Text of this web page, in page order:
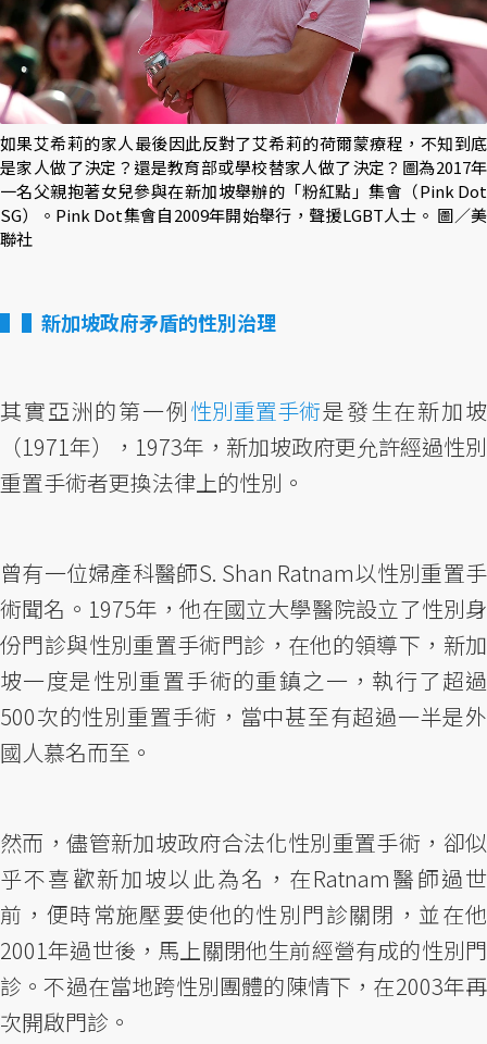
如果艾希莉的家人最後因此反對了艾希莉的荷爾蒙療程，不知到底
是家人做了決定？還是教育部或學校替家人做了決定？圖為2017年
一名父親抱著女兒參與在新加坡舉辦的「粉紅點」集會（Pink Dot
SG）。Pink Dot集會自2009年開始舉行，聲援LGBT人士。 圖／美
聯社
▌新加坡政府矛盾的性別治理
其實亞洲的第一例性別重置手術是發生在新加坡
（1971年），1973年，新加坡政府更允許經過性別
重置手術者更換法律上的性別。
曾有一位婦產科醫師S. Shan Ratnam以性別重置手
術聞名。1975年，他在國立大學醫院設立了性別身
份門診與性別重置手術門診，在他的領導下，新加
坡一度是性別重置手術的重鎮之一，執行了超過
500次的性別重置手術，當中甚至有超過一半是外
國人慕名而至。
然而，儘管新加坡政府合法化性別重置手術，卻似
乎不喜歡新加坡以此為名，在Ratnam醫師過世
前，便時常施壓要使他的性別門診關閉，並在他
2001年過世後，馬上關閉他生前經營有成的性別門
診。不過在當地跨性別團體的陳情下，在2003年再
次開啟門診。